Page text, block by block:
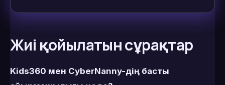
Жиі қойылатын сұрақтар
Kids360 мен CyberNanny-дің басты